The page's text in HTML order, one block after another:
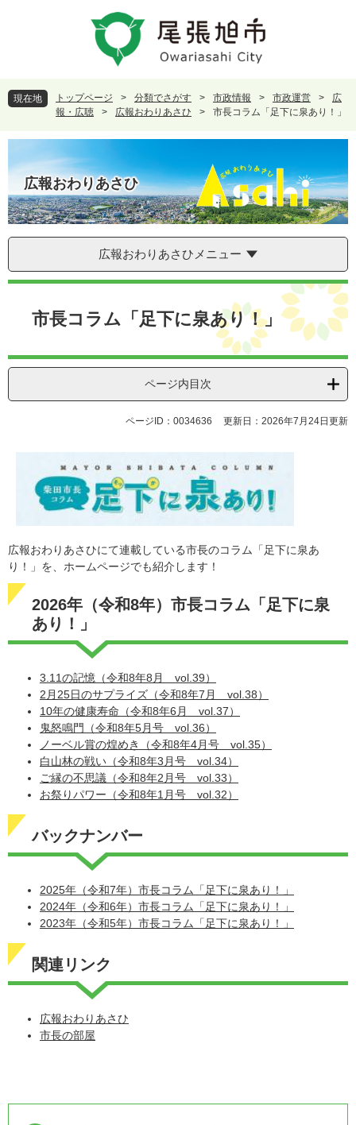
頭
で
。
飛
ば
て
文
現在地 トップページ > 分類でさがす > 市政情報 > 市政運営 >
広
報・広聴
> 広報おわりあさひ > 市長コラム「足下に泉あり！」
広報おわりあさひ
広報おわりあさひメニュー
本
市長コラム「足下に泉あり！」
ページ内目次
ページID：0034636 更新日：2026年7月24日更新
広報おわりあさひにて連載している市長のコラム「足下に泉あ
り！」を、ホームページでも紹介します！
2026年（令和8年）市長コラム「足下に泉
あり！」
3.11の記憶（令和8年8月 vol.39）
2月25日のサプライズ（令和8年7月 vol.38）
10年の健康寿命（令和8年6月 vol.37）
鬼怒鳴門（令和8年5月号 vol.36）
ノーベル賞の煌めき（令和8年4月号 vol.35）
白山林の戦い（令和8年3月号 vol.34）
ご縁の不思議（令和8年2月号 vol.33）
お祭りパワー（令和8年1月号 vol.32）
バックナンバー
2025年（令和7年）市長コラム「足下に泉あり！」
2024年（令和6年）市長コラム「足下に泉あり！」
2023年（令和5年）市長コラム「足下に泉あり！」
関連リンク
広報おわりあさひ
市長の部屋